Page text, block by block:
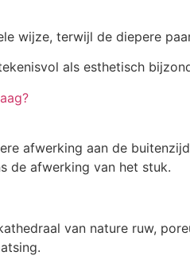
wijze, terwijl de diepere
als esthetisch
afwerking aan de
de afwerking van het stuk.
van nature ruw,